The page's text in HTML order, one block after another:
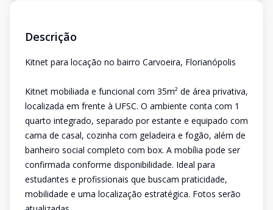
Descrição
Kitnet para locação no bairro Carvoeira, Florianópolis
Kitnet mobiliada e funcional com 35m² de área privativa,
localizada em frente à UFSC. O ambiente conta com 1
quarto integrado, separado por estante e equipado com
cama de casal, cozinha com geladeira e fogão, além de
banheiro social completo com box. A mobília pode ser
confirmada conforme disponibilidade. Ideal para
estudantes e profissionais que buscam praticidade,
mobilidade e uma localização estratégica. Fotos serão